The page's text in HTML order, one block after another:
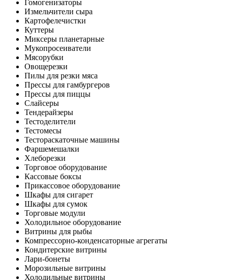
Гомогенизаторы
Измельчители сыра
Картофелечистки
Куттеры
Миксеры планетарные
Мукопросеиватели
Мясорубки
Овощерезки
Пилы для резки мяса
Прессы для гамбургеров
Прессы для пиццы
Слайсеры
Тендерайзеры
Тестоделители
Тестомесы
Тестораскаточные машины
Фаршемешалки
Хлеборезки
Торговое оборудование
Кассовые боксы
Прикассовое оборудование
Шкафы для сигарет
Шкафы для сумок
Торговые модули
Холодильное оборудование
Витрины для рыбы
Компрессорно-конденсаторные агрегаты
Кондитерские витрины
Лари-бонеты
Морозильные витрины
Холодильные витрины